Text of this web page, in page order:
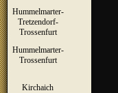
Hummelmarter-
Tretzendorf-
Trossenfurt
Hummelmarter-
Trossenfurt
Kirchaich